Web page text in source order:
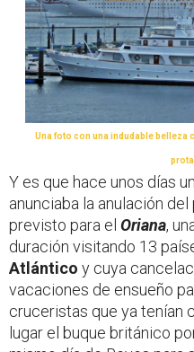
Una foto con una indudable belleza
Y es que hace unos días
anunciaba la anulación
previsto para el Oriana,
duración visitando 13
Atlántico y cuya
vacaciones de ensueño
cruceristas que ya tenían
lugar el buque británico